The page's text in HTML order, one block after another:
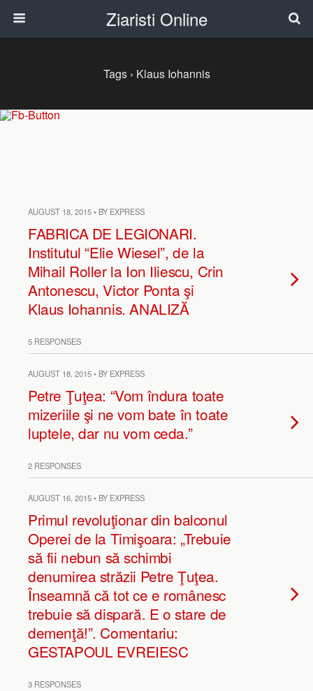
Ziaristi Online
Tags › Klaus Iohannis
AUGUST 18, 2015 • BY EXPRESS
FABRICA DE LEGIONARI.
Institutul “Elie Wiesel”, de la
Mihail Roller la Ion Iliescu, Crin
Antonescu, Victor Ponta şi
Klaus Iohannis. ANALIZĂ
5 RESPONSES
AUGUST 18, 2015 • BY EXPRESS
Petre Ţuţea: “Vom îndura toate
mizeriile şi ne vom bate în toate
luptele, dar nu vom ceda.”
2 RESPONSES
AUGUST 16, 2015 • BY EXPRESS
Primul revoluţionar din balconul
Operei de la Timişoara: „Trebuie
să fii nebun să schimbi
denumirea străzii Petre Ţuţea.
Înseamnă că tot ce e românesc
trebuie să dispară. E o stare de
demenţă!”. Comentariu:
GESTAPOUL EVREIESC
3 RESPONSES